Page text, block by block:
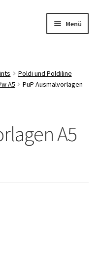
Menü
Poldi und Poldiline
A5
PuP Ausmalvorlagen
A5